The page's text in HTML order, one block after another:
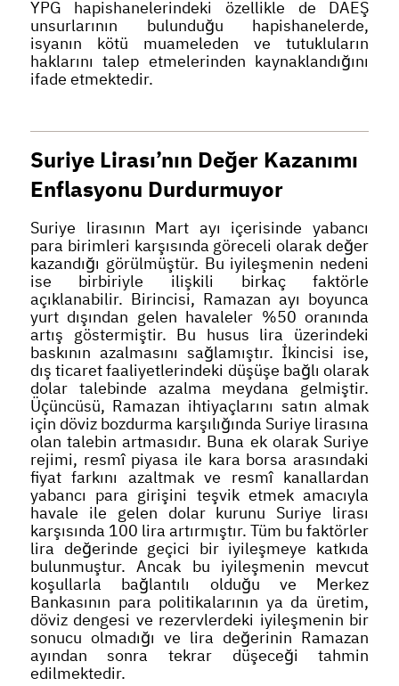
YPG hapishanelerindeki özellikle de DAEŞ
unsurlarının bulunduğu hapishanelerde,
isyanın kötü muameleden ve tutukluların
haklarını talep etmelerinden kaynaklandığını
ifade etmektedir.
Suriye Lirası’nın Değer Kazanımı
Enflasyonu Durdurmuyor
Suriye lirasının Mart ayı içerisinde yabancı
para birimleri karşısında göreceli olarak değer
kazandığı görülmüştür. Bu iyileşmenin nedeni
ise birbiriyle ilişkili birkaç faktörle
açıklanabilir. Birincisi, Ramazan ayı boyunca
yurt dışından gelen havaleler %50 oranında
artış göstermiştir. Bu husus lira üzerindeki
baskının azalmasını sağlamıştır. İkincisi ise,
dış ticaret faaliyetlerindeki düşüşe bağlı olarak
dolar talebinde azalma meydana gelmiştir.
Üçüncüsü, Ramazan ihtiyaçlarını satın almak
için döviz bozdurma karşılığında Suriye lirasına
olan talebin artmasıdır. Buna ek olarak Suriye
rejimi, resmî piyasa ile kara borsa arasındaki
fiyat farkını azaltmak ve resmî kanallardan
yabancı para girişini teşvik etmek amacıyla
havale ile gelen dolar kurunu Suriye lirası
karşısında 100 lira artırmıştır. Tüm bu faktörler
lira değerinde geçici bir iyileşmeye katkıda
bulunmuştur. Ancak bu iyileşmenin mevcut
koşullarla bağlantılı olduğu ve Merkez
Bankasının para politikalarının ya da üretim,
döviz dengesi ve rezervlerdeki iyileşmenin bir
sonucu olmadığı ve lira değerinin Ramazan
ayından sonra tekrar düşeceği tahmin
edilmektedir.